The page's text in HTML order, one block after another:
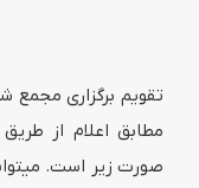
تقویم برگزاری
مطابق اعلام از
صورت زیر است.